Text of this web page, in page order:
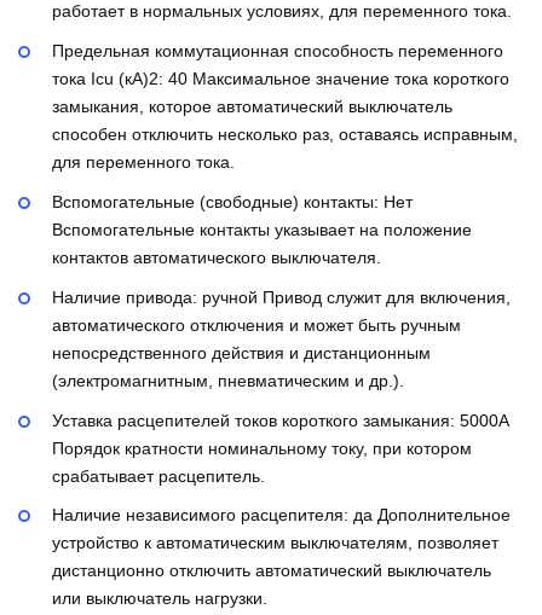
работает в нормальных условиях, для переменного тока.
Предельная коммутационная способность переменного
тока Icu (кА)2: 40 Максимальное значение тока короткого
замыкания, которое автоматический выключатель
способен отключить несколько раз, оставаясь исправным,
для переменного тока.
Вспомогательные (свободные) контакты: Нет
Вспомогательные контакты указывает на положение
контактов автоматического выключателя.
Наличие привода: ручной Привод служит для включения,
автоматического отключения и может быть ручным
непосредственного действия и дистанционным
(электромагнитным, пневматическим и др.).
Уставка расцепителей токов короткого замыкания: 5000А
Порядок кратности номинальному току, при котором
срабатывает расцепитель.
Наличие независимого расцепителя: да Дополнительное
устройство к автоматическим выключателям, позволяет
дистанционно отключить автоматический выключатель
или выключатель нагрузки.